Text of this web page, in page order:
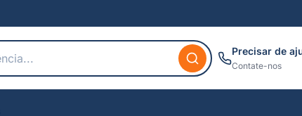
Precisar de
Contate-nos